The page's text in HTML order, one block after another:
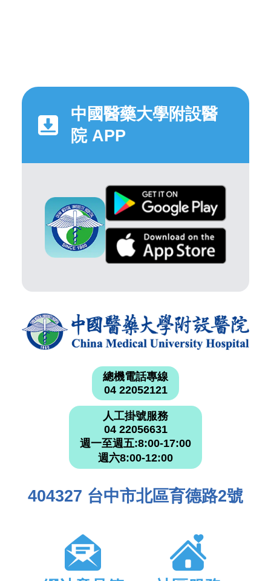
中國醫藥大學附設醫
院 APP
總機電話專線
04 22052121
人工掛號服務
04 22056631
週一至週五:8:00-17:00
週六8:00-12:00
404327 台中市北區育德路2號